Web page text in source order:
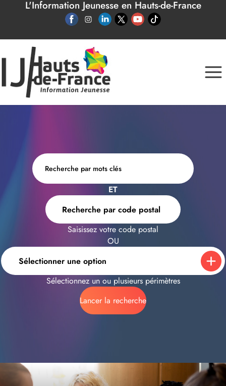
Panneau de gestion des cookies
L'Information Jeunesse en Hauts-de-France
ET
Recherche par code postal
Saisissez votre code postal
OU
Sélectionner une option
Sélectionnez un ou plusieurs périmètres
Lancer la recherche